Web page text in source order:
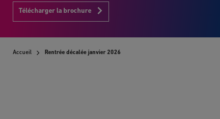
Télécharger la brochure
Accueil Rentrée décalée janvier 2026